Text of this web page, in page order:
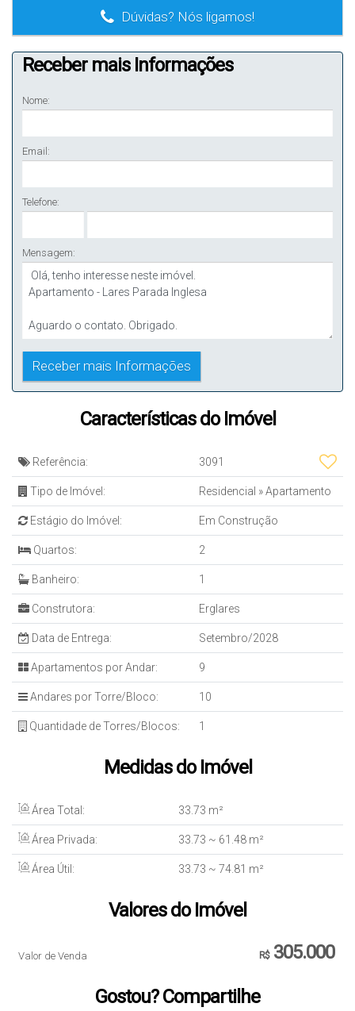
Dúvidas? Nós ligamos!
Receber mais Informações
Nome:
Email:
Telefone:
Mensagem:
Características do Imóvel
Referência: 3091
Tipo de Imóvel: Residencial »Apartamento
Estágio do Imóvel: Em Construção
Quartos: 2
Banheiro: 1
Construtora: Erglares
Data de Entrega: Setembro/2028
Apartamentos por Andar: 9
Andares por Torre/Bloco: 10
Quantidade de Torres/Blocos: 1
Medidas do Imóvel
Área Total: 33.73 m²
Área Privada: 33.73 ~ 61 .48 m²
Área Útil: 33.73 ~ 74.81 m²
Valores do Imóvel
R$305.000
Valor de Venda
Gostou? Compartilhe